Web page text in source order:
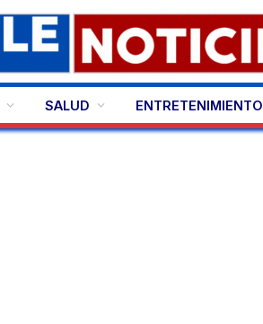
SALUD ENTRETENIMIENTO